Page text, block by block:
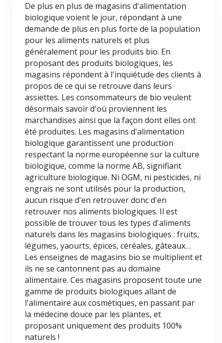
De plus en plus de magasins d'alimentation
biologique voient le jour, répondant à une
demande de plus en plus forte de la population
pour les aliments naturels et plus
généralement pour les produits bio. En
proposant des produits biologiques, les
magasins répondent à l'inquiétude des clients à
propos de ce qui se retrouve dans leurs
assiettes. Les consommateurs de bio veulent
désormais savoir d'où proviennent les
marchandises ainsi que la façon dont elles ont
été produites. Les magasins d'alimentation
biologique garantissent une production
respectant la norme européenne sur la culture
biologique, comme la norme AB, signifiant
agriculture biologique. Ni OGM, ni pesticides, ni
engrais ne sont utilisés pour la production,
aucun risque d'en retrouver donc d'en
retrouver nos aliments biologiques. Il est
possible de trouver tous les types d'aliments
naturels dans les magasins biologiques : fruits,
légumes, yaourts, épices, céréales, gâteaux…
Les enseignes de magasins bio se multiplient et
ils ne se cantonnent pas au domaine
alimentaire. Ces magasins proposent toute une
gamme de produits biologiques allant de
l'alimentaire aux cosmétiques, en passant par
la médecine douce par les plantes, et
proposant uniquement des produits 100%
naturels !